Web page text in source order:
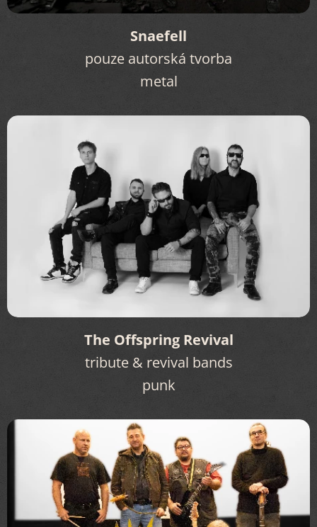
Snaefell
pouze autorská tvorba
metal
The Offspring Revival
tribute & revival bands
punk